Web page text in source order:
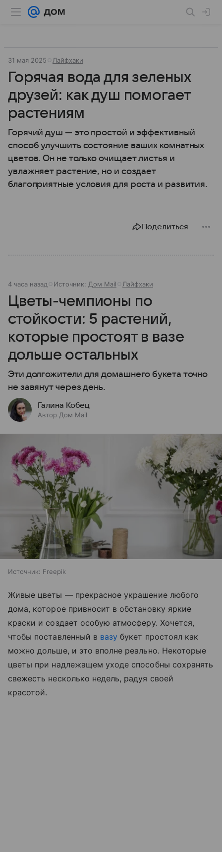
31 мая 2025 Лайфхаки
Горячая вода для зеленых
друзей: как душ помогает
растениям
Горячий душ — это простой и эффективный
способ улучшить состояние ваших комнатных
цветов. Он не только очищает листья и
увлажняет растение, но и создает
благоприятные условия для роста и развития.
Поделиться
4 часа назад Источник: Дом Mail Лайфхаки
Цветы-чемпионы по
стойкости: 5 растений,
которые простоят в вазе
дольше остальных
Эти долгожители для домашнего букета точно
не завянут через день.
Галина Кобец
Автор Дом Mail
Источник: Freepik
Живые цветы — прекрасное украшение любого
дома, которое привносит в обстановку яркие
краски и создает особую атмосферу. Хочется,
чтобы поставленный в вазу букет простоял как
можно дольше, и это вполне реально. Некоторые
цветы при надлежащем уходе способны сохранять
свежесть несколько недель, радуя своей
красотой.